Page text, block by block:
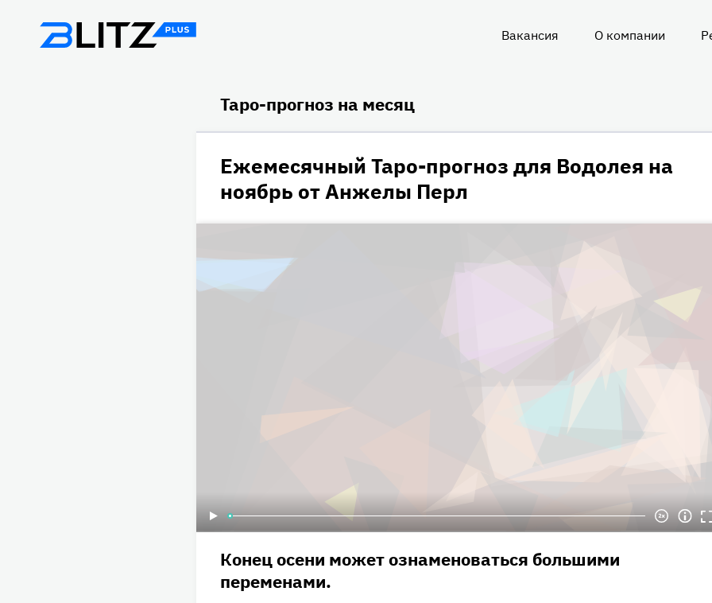
Вакансия О компании
Таро-прогноз на месяц
Ежемесячный Таро-прогноз для Водолея на
ноябрь от Анжелы Перл
Конец осени может ознаменоваться большими
переменами.